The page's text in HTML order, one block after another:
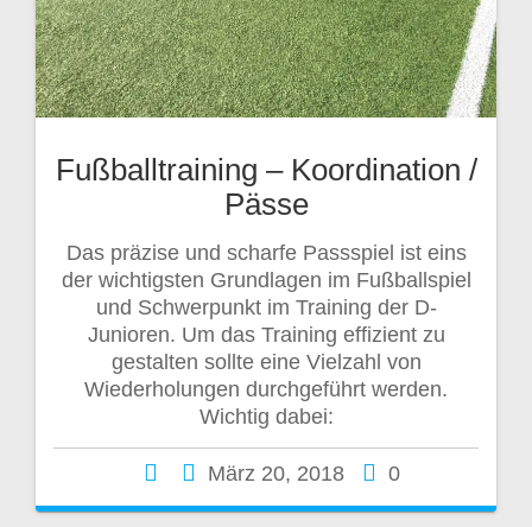
Fußballtraining – Koordination /
Pässe
Das präzise und scharfe Passspiel ist eins
der wichtigsten Grundlagen im Fußballspiel
und Schwerpunkt im Training der D-
Junioren. Um das Training effizient zu
gestalten sollte eine Vielzahl von
Wiederholungen durchgeführt werden.
Wichtig dabei:
März 20, 2018 0